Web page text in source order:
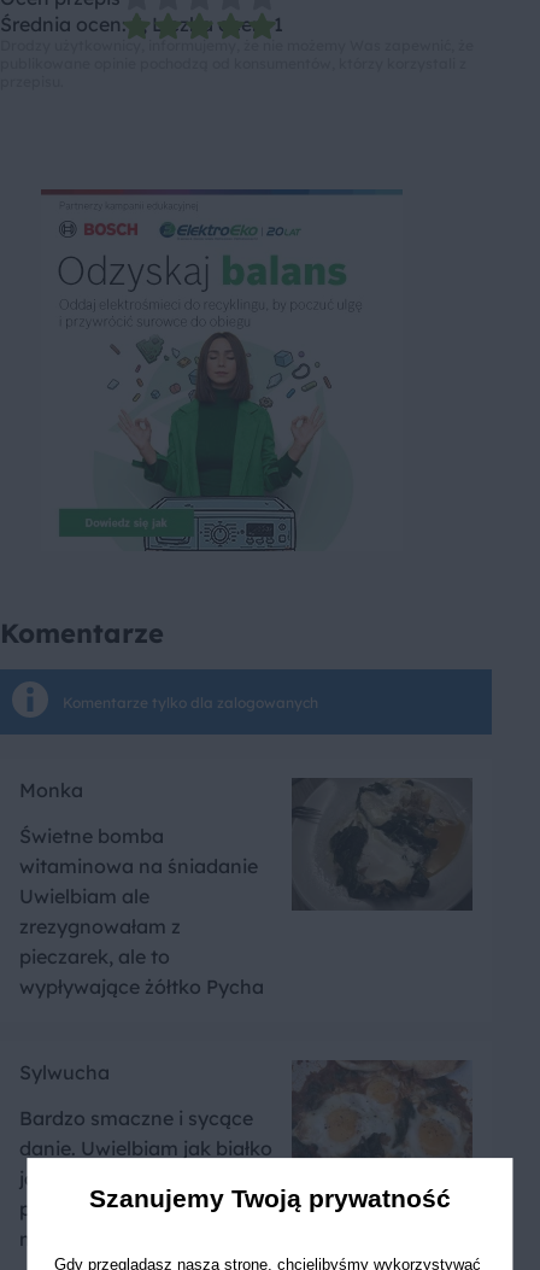
Średnia ocen: 5, Liczba ocen: 1
Komentarze
Komentarze tylko dla zalogowanych
Monka
Świetne bomba
witaminowa na śniadanie
Uwielbiam ale
zrezygnowałam z
pieczarek, ale to
wypływające żółtko Pycha
Sylwucha
Bardzo smaczne i sycące
danie. Uwielbiam jak białko
jaką jest ścięte a żółtko
płynne. Do tego grzaneczki
mniam!
Szanujemy Twoją prywatność
Gdy przeglądasz naszą stronę, chcielibyśmy wykorzystywać